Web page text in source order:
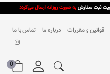
قوانین و مقررات درباره ما تماس با ما
0